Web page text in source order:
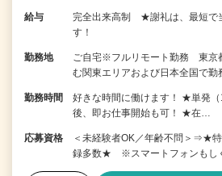
給与
完全出来高制 ★謝礼は、最短で
す！
勤務地
ご自宅※フルリモート勤務 東京
む関東エリアおよび日本全国で勤
勤務時間
好きな時間に働けます！ ★単発
後、即お仕事開始も可！ ★在…
応募資格
＜未経験者OK／年齢不問＞⇒★
録多数★ ※スマートフォンもし